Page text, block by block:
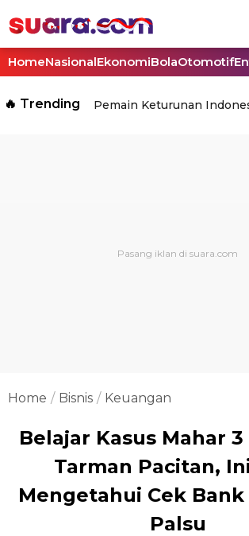
HomeNasionalEkonomiBolaOtomotif
🔥 Trending Pemain Keturunan
Home Bisnis Keuangan
Belajar Kasus Mahar
Tarman Pacitan,
Mengetahui Cek
Palsu